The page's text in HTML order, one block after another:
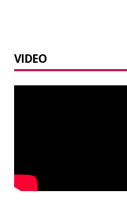
VIDEO